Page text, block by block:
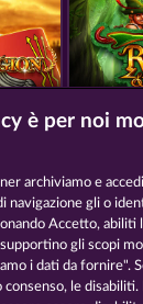
ROBIN &
BLITZ
è per noi
archiviamo e
navigazione gli o
Accetto, abiliti
gli scopi
i dati da fornire".
le disabiliti.